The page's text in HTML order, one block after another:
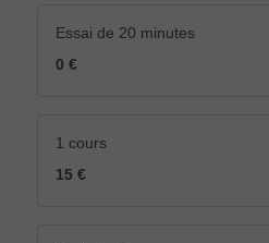
Essai de 20 minutes
0 €
1 cours
15 €